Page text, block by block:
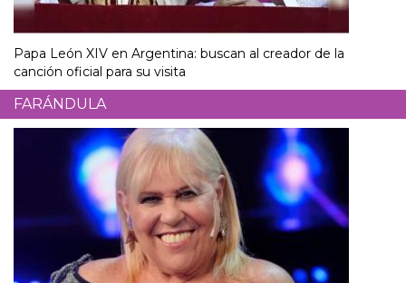
Papa León XIV en Argentina: buscan al creador de la
canción oficial para su visita
FARÁNDULA